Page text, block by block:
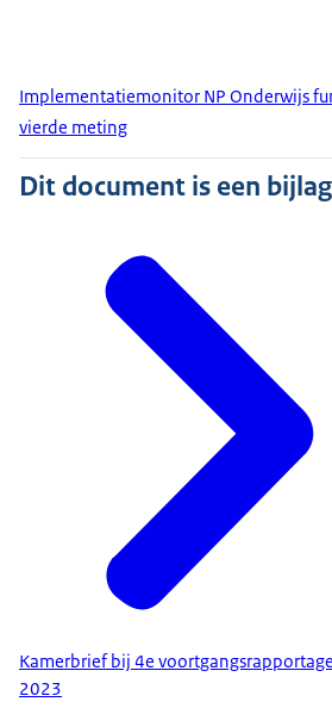
Implementatiemonitor NP Onderwijs
vierde meting
Dit document is een
Kamerbrief bij 4e
2023